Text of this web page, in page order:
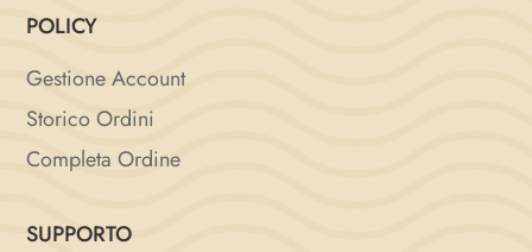
POLICY
Gestione Account
Storico Ordini
Completa Ordine
SUPPORTO